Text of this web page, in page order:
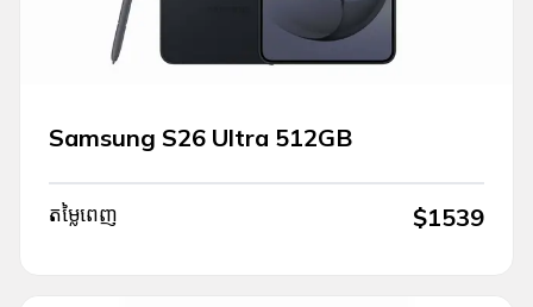
Samsung S26 Ultra 512GB
តម្លៃពេញ $1539